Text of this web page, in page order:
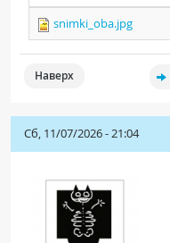
snimki_oba.jpg
Наверх
Сб, 11/07/2026 - 21:04